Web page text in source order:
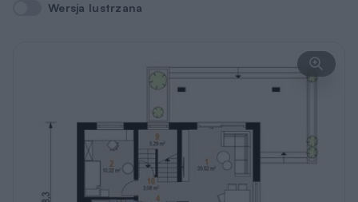
Wersja lustrzana
Wersja lustrzana